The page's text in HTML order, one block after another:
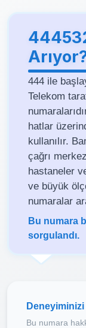
444 ile
Telekom
hatlar
kullanılır.
çağrı
hastaneler
ve büyük
numaralar
Bu numara
sorgulandı.
Deneyiminizi
Bu numara